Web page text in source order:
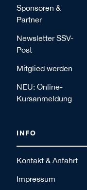
Sponsoren &
Partner
Newsletter SSV-
Post
Mitglied werden
NEU: Online-
Kursanmeldung
INFO
Kontakt & Anfahrt
Impressum